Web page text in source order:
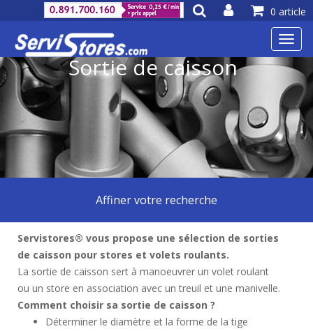
0 article
Sortie de caisson
Affiner votre recherche
Servistores® vous propose une sélection de sorties
de caisson pour stores et volets roulants.
La sortie de caisson sert à manoeuvrer un volet roulant
ou un store en association avec un treuil et une manivelle.
Comment choisir sa sortie de caisson ?
Déterminer le diamètre et la forme de la tige